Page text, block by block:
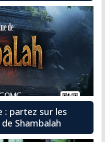
: partez sur les
Shambalah